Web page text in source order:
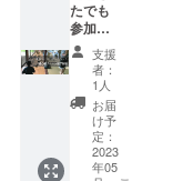
ザイン
や文
字、文
言はお
受けい
たしま
せん) ロ
ゴ等の
データ
はメー
内 未
定 内
容：ド
ローン
体験 必
要なも
の：内
履き ※
体験場
所まで
収書）
発行の
ため、
「苗字
と名前
（例：
田中太
郎）」
と「住
所」を
たでも
参加
可】 出
張コー
スプレ
イベン
ト期間
親子ド
ローン
体験(小
支援
者：
1人
お届
け予
定：
2023
年05